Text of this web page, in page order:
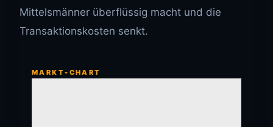
Mittelsmänner überflüssig macht und die
Transaktionskosten senkt.
MARKT-CHART